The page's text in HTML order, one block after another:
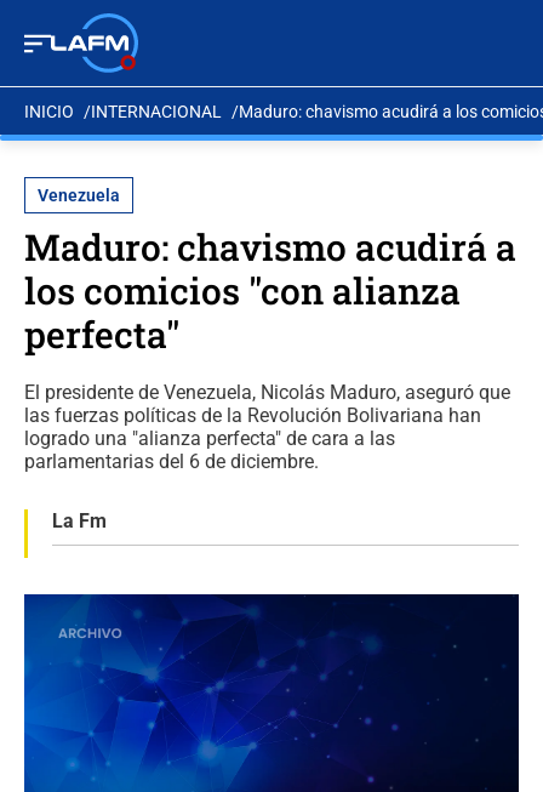
INICIO INTERNACIONAL Maduro: chavismo acudirá a los
Venezuela
Maduro: chavismo acudirá a
los comicios "con alianza
perfecta"
El presidente de Venezuela, Nicolás Maduro, aseguró que
las fuerzas políticas de la Revolución Bolivariana han
logrado una "alianza perfecta" de cara a las
parlamentarias del 6 de diciembre.
La Fm